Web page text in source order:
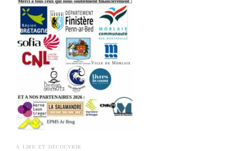
A LIRE ET DÉCOUVRIR